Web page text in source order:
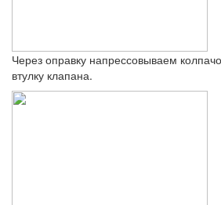
Через оправку напрессовываем
втулку клапана.